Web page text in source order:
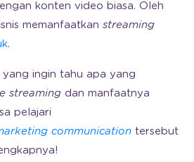
konten video biasa. Oleh
memanfaatkan streaming
.
ingin tahu apa yang
streaming dan manfaatnya
pelajari
communication tersebut